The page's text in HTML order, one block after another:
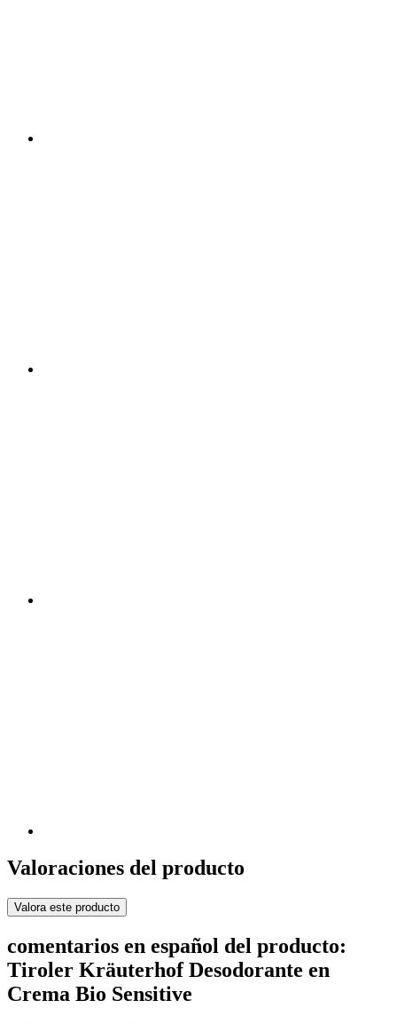
Valoraciones del producto
Valora este producto
comentarios en español del producto:
Tiroler Kräuterhof Desodorante en
Crema Bio Sensitive